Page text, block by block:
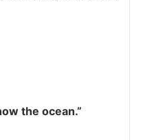
the ocean.”